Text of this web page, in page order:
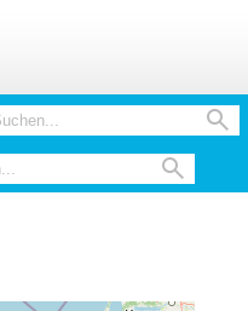

